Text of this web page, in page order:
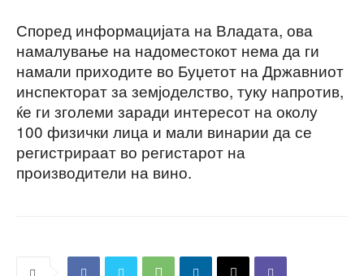
Според информацијата на Владата, ова
намалување на надоместокот нема да ги
намали приходите во Буџетот на Државниот
инспекторат за земјоделство, туку напротив,
ќе ги зголеми заради интересот на околу
100 физички лица и мали винарии да се
регистрираат во регистарот на
производители на вино.